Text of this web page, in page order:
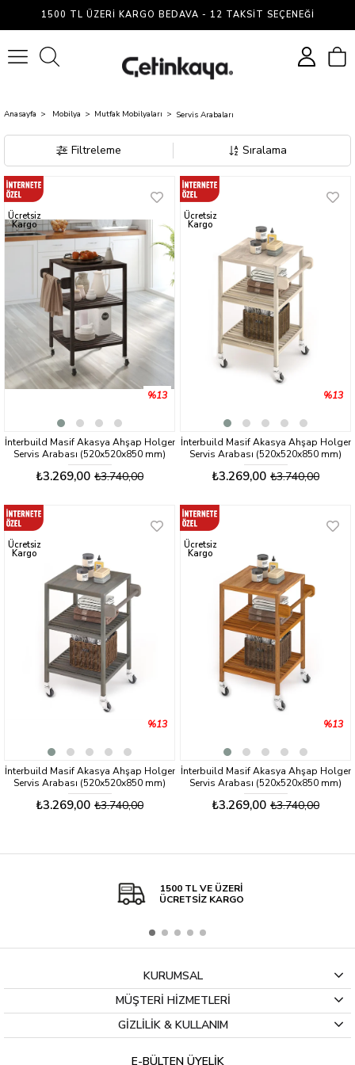
1500 TL ÜZERI KARGO BEDAVA - 12 TAKSIT SEÇENEĞI
Anasayfa Mobilya Mutfak Mobilyaları Servis Arabaları
Filtreleme Sıralama
İnterbuild Masif Akasya Ahşap Holger
Servis Arabası (520x520x850 mm)
Espresso - 674814
₺3.269,00 ₺3.740,00
%13
Ücretsiz
Kargo
İnterbuild Masif Akasya Ahşap Holger
Servis Arabası (520x520x850 mm)
Org Beyaz - 674838
₺3.269,00 ₺3.740,00
%13
Ücretsiz
Kargo
İnterbuild Masif Akasya Ahşap Holger
Servis Arabası (520x520x850 mm)
Alaca Gri - 674821
₺3.269,00 ₺3.740,00
%13
Ücretsiz
Kargo
İnterbuild Masif Akasya Ahşap Holger
Servis Arabası (520x520x850 mm)
Altın Tik -674807
₺3.269,00 ₺3.740,00
%13
Ücretsiz
Kargo
Servis
Arabaları
1500 TL VE ÜZERİ
ÜCRETSİZ KARGO
KURUMSAL
MÜŞTERİ HİZMETLERİ
GİZLİLİK & KULLANIM
E-BÜLTEN ÜYELİK